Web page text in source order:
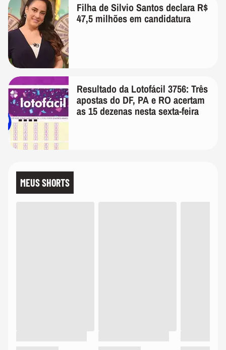
Filha de Silvio Santos declara R$
47,5 milhões em candidatura
Resultado da Lotofácil 3756: Três
apostas do DF, PA e RO acertam
as 15 dezenas nesta sexta-feira
MEUS SHORTS